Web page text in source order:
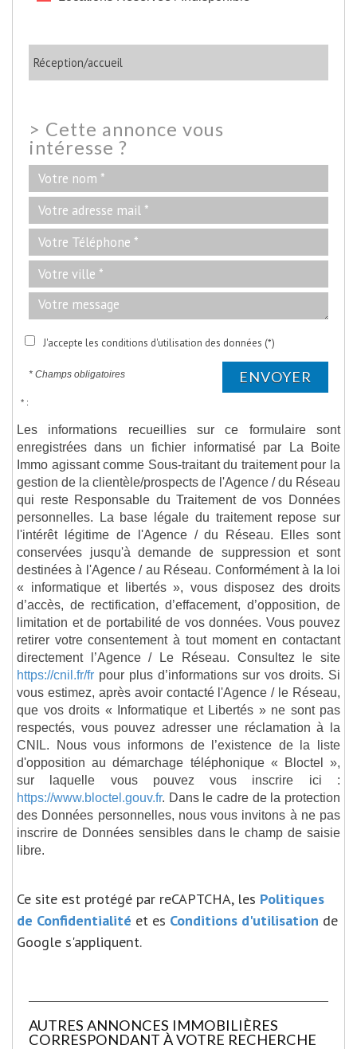
Réception/accueil
> Cette annonce vous
intéresse ?
J'accepte les conditions d'utilisation des données (*)
* Champs obligatoires ENVOYER
* :
Les informations recueillies sur ce formulaire sont
enregistrées dans un fichier informatisé par La Boite
Immo agissant comme Sous-traitant du traitement pour la
gestion de la clientèle/prospects de l'Agence / du Réseau
qui reste Responsable du Traitement de vos Données
personnelles. La base légale du traitement repose sur
l'intérêt légitime de l'Agence / du Réseau. Elles sont
conservées jusqu'à demande de suppression et sont
destinées à l'Agence / au Réseau. Conformément à la loi
« informatique et libertés », vous disposez des droits
d’accès, de rectification, d’effacement, d’opposition, de
limitation et de portabilité de vos données. Vous pouvez
retirer votre consentement à tout moment en contactant
directement l’Agence / Le Réseau. Consultez le site
https://cnil.fr/fr pour plus d’informations sur vos droits. Si
vous estimez, après avoir contacté l'Agence / le Réseau,
que vos droits « Informatique et Libertés » ne sont pas
respectés, vous pouvez adresser une réclamation à la
CNIL. Nous vous informons de l’existence de la liste
d'opposition au démarchage téléphonique « Bloctel »,
sur laquelle vous pouvez vous inscrire ici :
https://www.bloctel.gouv.fr. Dans le cadre de la protection
des Données personnelles, nous vous invitons à ne pas
inscrire de Données sensibles dans le champ de saisie
libre.
Ce site est protégé par reCAPTCHA, les Politiques
de Confidentialité et es Conditions d'utilisation de
Google s'appliquent.
AUTRES ANNONCES IMMOBILIÈRES
CORRESPONDANT À VOTRE RECHERCHE